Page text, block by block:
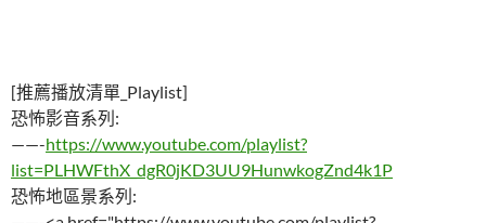
[推薦播放清單_Playlist]
恐怖影音系列:
——-https://www.youtube.com/playlist?
list=PLHWFthX_dgR0jKD3UU9HunwkogZnd4k1P
恐怖地區景系列: